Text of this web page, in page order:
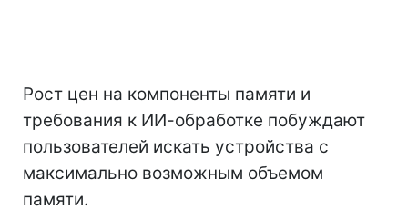
Рост цен на компоненты памяти и
требования к ИИ-обработке побуждают
пользователей искать устройства с
максимально возможным объемом
памяти.